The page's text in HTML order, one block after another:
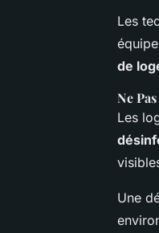
Les
de
Ne
Les
Une